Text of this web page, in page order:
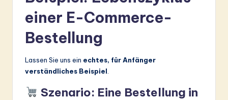
einer E-Commerce-
Bestellung
Lassen Sie uns ein echtes, für Anfänger
verständliches Beispiel
Szenario: Eine Bestellung in